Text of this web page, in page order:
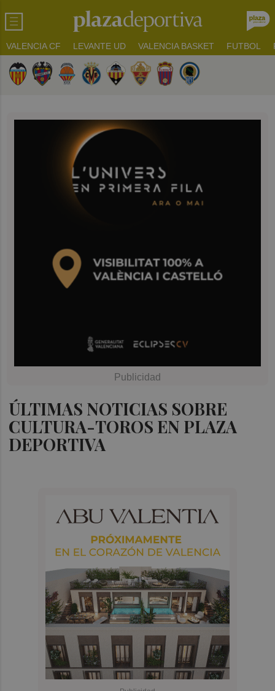
VALENCIA CF LEVANTE UD VALENCIA BASKET FUTBOL
ÚLTIMAS NOTICIAS SOBRE
CULTURA-TOROS EN PLAZA
DEPORTIVA